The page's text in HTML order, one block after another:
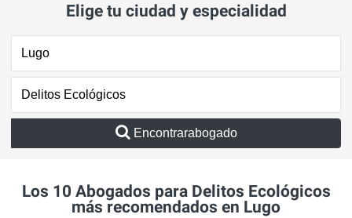
Elige tu ciudad y especialidad
Encontrarabogado
Los 10 Abogados para Delitos Ecológicos
más recomendados en Lugo